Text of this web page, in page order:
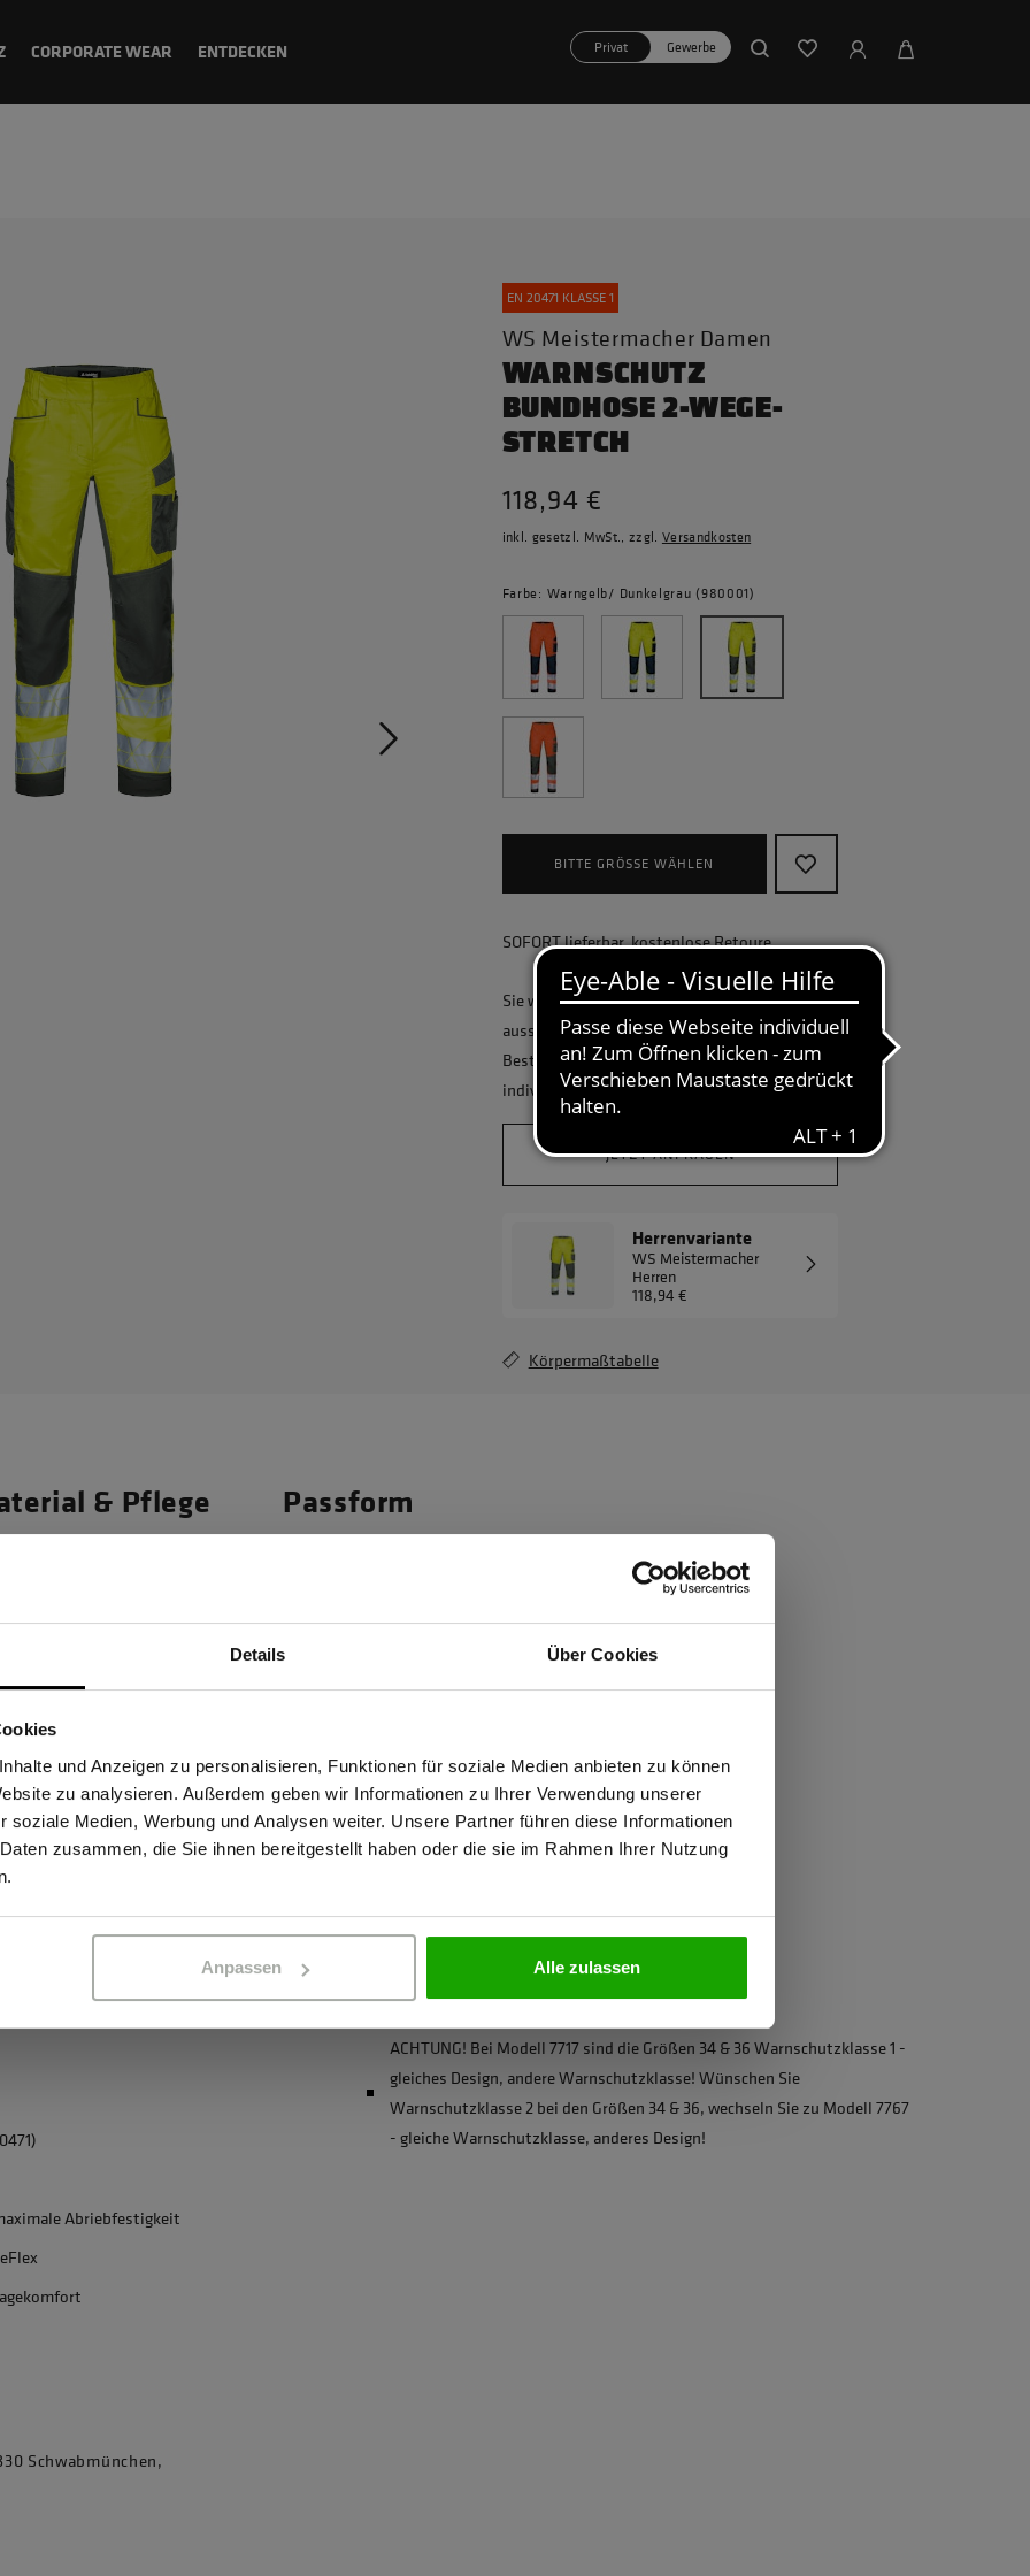
Details Über Cookies
und Anzeigen zu personalisieren, Funktionen für soziale Medien anbieten zu können
zu analysieren. Außerdem geben wir Informationen zu Ihrer Verwendung unserer
soziale Medien, Werbung und Analysen weiter. Unsere Partner führen diese Informationen
zusammen, die Sie ihnen bereitgestellt haben oder die sie im Rahmen Ihrer Nutzung
Anpassen Alle zulassen
CORPORATE WEAR ENTDECKEN Privat Gewerbe
EN 20471 KLASSE 1
WS Meistermacher Damen
WARNSCHUTZ
BUNDHOSE 2-WEGE-
STRETCH
118,94 €
inkl. gesetzl. MwSt., zzgl. Versandkosten
Farbe: Warngelb/ Dunkelgrau (980001)
BITTE GRÖSSE WÄHLEN
SOFORT lieferbar, kostenlose Retoure
Sie wollen Ihr Unternehmen ganzheitlich
ausstatten und benötigen eine größere
Bestellmenge? Gerne erstellen wir Ihnen ein
individuelles Angebot.
JETZT ANFRAGEN
Herrenvariante
WS Meistermacher
Herren
118,94 €
Körpermaßtabelle
& Pflege Passform
WS Meistermacher
Maßstäbe in Sachen
hochwertigen Materialien
Rohstoffe und
EN 14404-Zertifizierung
anspruchsvolle Einsätze.
PRO AR40. Die beliebte
Bewegungsfreiheit –
Funktionalität und
Abriebfestigkeit
Schwabmünchen,
Wasserabweisend
Robust
Kein Einsatz von PFAS
EN 20471 Klasse 1, Kombinationsgruppen: X
OEKO-TEX® zertifiziert
ACHTUNG! Bei Modell 7717 sind die Größen 34 & 36 Warnschutzklasse 1 -
gleiches Design, andere Warnschutzklasse! Wünschen Sie
Warnschutzklasse 2 bei den Größen 34 & 36, wechseln Sie zu Modell 7767
- gleiche Warnschutzklasse, anderes Design!
Sind Sie Gewerbetreibender?
dass ich Gewerbetreibender bin. Alle Preise werden netto ausgewiesen.
PRIVATPERSON